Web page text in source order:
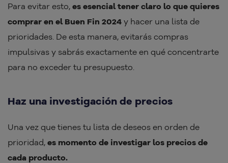
Para evitar esto, es esencial tener claro lo que quieres
comprar en el Buen Fin 2024 y hacer una lista de
prioridades. De esta manera, evitarás compras
impulsivas y sabrás exactamente en qué concentrarte
para no exceder tu presupuesto.
Haz una investigación de precios
Una vez que tienes tu lista de deseos en orden de
prioridad, es momento de investigar los precios de
cada producto.